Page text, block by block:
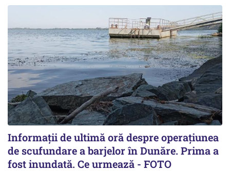
Informații de ultimă oră despre operațiunea
de scufundare a barjelor în Dunăre. Prima a
fost inundată. Ce urmează - FOTO